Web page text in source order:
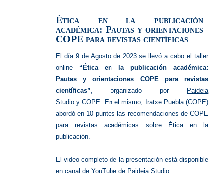
Ética en la publicación
académica: Pautas y orientaciones
COPE para revistas científicas
El día 9 de Agosto de 2023 se llevó a cabo el taller
online “Ética en la publicación académica:
Pautas y orientaciones COPE para revistas
científicas”, organizado por
Paideia
StudioyCOPE. En el mismo, Iratxe Puebla (COPE)
abordó en 10 puntos las recomendaciones de COPE
para revistas académicas sobre Ética en la
publicación.
El video completo de la presentación está disponible
en canal de YouTube de Paideia Studio.